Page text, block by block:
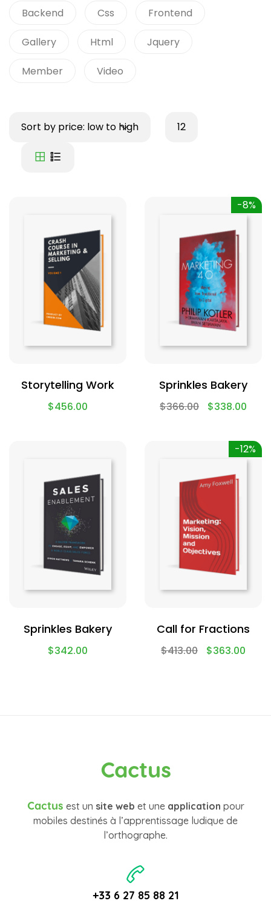
Backend Css Frontend
Gallery Html Jquery
Member Video
Sort by price: low to high 12
Storytelling Work
$456.00
-8%
Sprinkles Bakery
$366.00 $338.00
Sprinkles Bakery
$342.00
-12%
Call for Fractions
$413.00 $363.00
Cactus
Cactus est un site web et une application pour
mobiles destinés à l’apprentissage ludique de
l’orthographe.
+33 6 27 85 88 21